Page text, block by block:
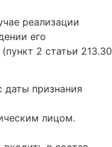
реализации
его
2 статьи 213.30
даты признания
лицом.